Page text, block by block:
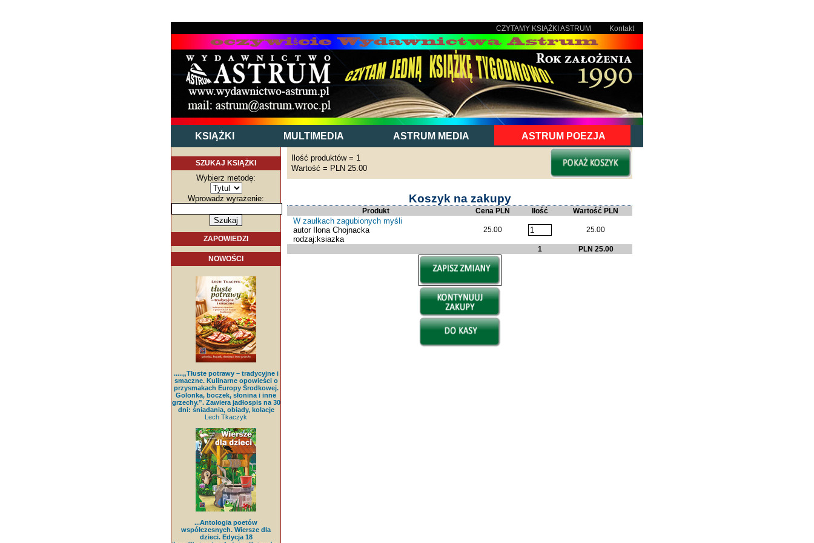
Kontakt
CZYTAMY KSIĄŻKI ASTRUM
KSIĄŻKI MULTIMEDIA ASTRUM MEDIA ASTRUM POEZJA
SZUKAJ KSIĄŻKI
Wybierz metodę:
Wprowadz wyrażenie:
ZAPOWIEDZI
NOWOŚCI
.....„Tłuste potrawy – tradycyjne i
smaczne. Kulinarne opowieści o
przysmakach Europy Środkowej.
Golonka, boczek, słonina i inne
grzechy.”. Zawiera jadłospis na 30
dni: śniadania, obiady, kolacje
Lech Tkaczyk
...Antologia poetów
współczesnych. Wiersze dla
dzieci. Edycja 18
Ilość produktów = 1
Wartość = PLN 25.00
Koszyk na zakupy
Produkt Cena PLN Ilość Wartość PLN
W zaułkach zagubionych myśli
autor Ilona Chojnacka
rodzaj:ksiazka
25.00 25.00
1 PLN 25.00